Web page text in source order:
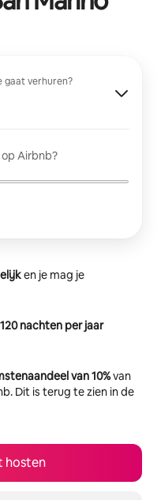
gaat verhuren?
Airbnb?
en je mag je
120 nachten per jaar
van 10%van
Dit is terug te zien in de
hosten